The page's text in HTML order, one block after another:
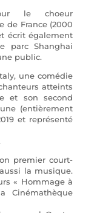
le choeur
de France (2000
écrit également
parc Shanghai
public.
une comédie
atteints
et son second
(entièrement
et représenté
premier court-
la musique.
« Hommage à
Cinémathèque